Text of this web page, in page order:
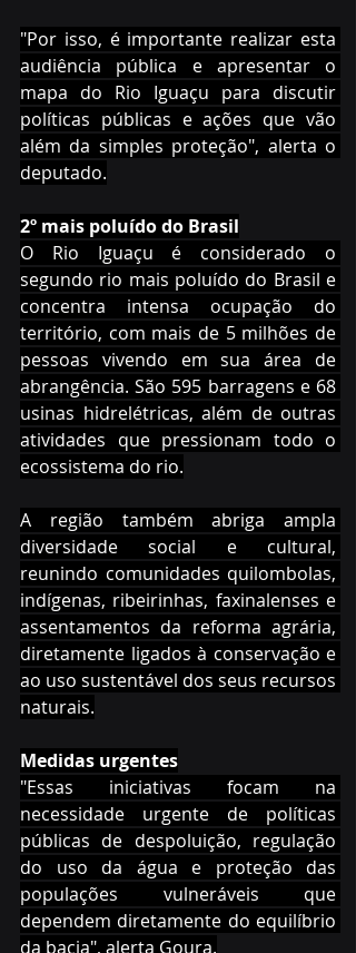
"Por isso, é importante realizar esta
audiência pública e apresentar o
mapa do Rio Iguaçu para discutir
políticas públicas e ações que vão
além da simples proteção", alerta o
deputado.
2º mais poluído do Brasil
O Rio Iguaçu é considerado o
segundo rio mais poluído do Brasil e
concentra intensa ocupação do
território, com mais de 5 milhões de
pessoas vivendo em sua área de
abrangência. São 595 barragens e 68
usinas hidrelétricas, além de outras
atividades que pressionam todo o
ecossistema do rio.
A região também abriga ampla
diversidade social e cultural,
reunindo comunidades quilombolas,
indígenas, ribeirinhas, faxinalenses e
assentamentos da reforma agrária,
diretamente ligados à conservação e
ao uso sustentável dos seus recursos
naturais.
Medidas urgentes
"Essas iniciativas focam na
necessidade urgente de políticas
públicas de despoluição, regulação
do uso da água e proteção das
populações vulneráveis que
dependem diretamente do equilíbrio
da bacia", alerta Goura.